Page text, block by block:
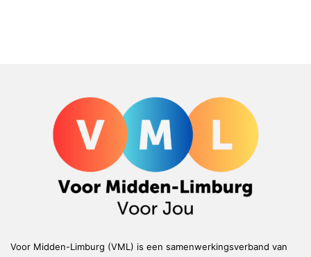
Voor Midden-Limburg (VML) is een samenwerkingsverband van